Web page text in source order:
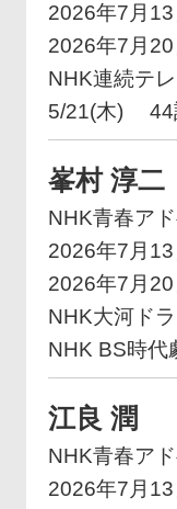
2026年7月
2026年7月
NHK連続テ
5/21(木) 44
峯村 淳二
NHK青春ア
2026年7月
2026年7月
NHK大河ド
NHK BS時代
江良 潤
NHK青春ア
2026年7月